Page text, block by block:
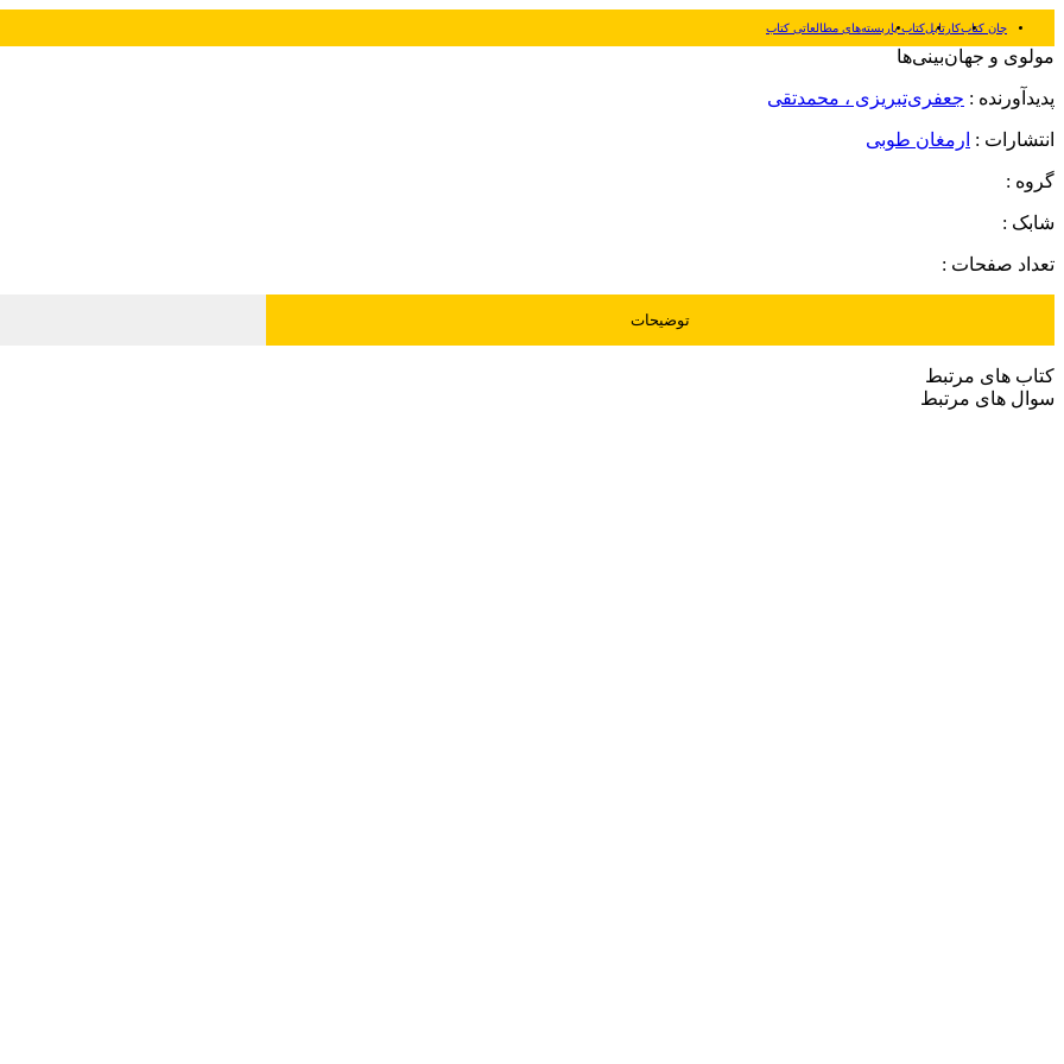
جان کتابکارتابلکتاب یار بسته‌های مطالعاتی کتاب
مولوی و جهان‌بینی‌ها
پدیدآورنده : جعفری‌تبریزی ، محمدتقی
انتشارات : ارمغان طوبی
گروه :
شابک :
تعداد صفحات :
توضیحات
کتاب های مرتبط
سوال های مرتبط